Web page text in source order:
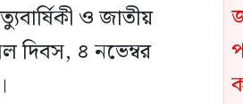
ও জাতীয়
দিবস, ৪ নভেম্বর